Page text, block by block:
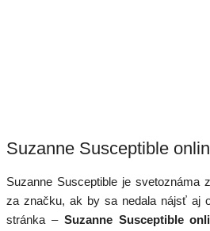
Suzanne Susceptible
Suzanne Susceptible je svetoznáma
za značku, ak by sa nedala nájsť aj
stránka – Suzanne Susceptible